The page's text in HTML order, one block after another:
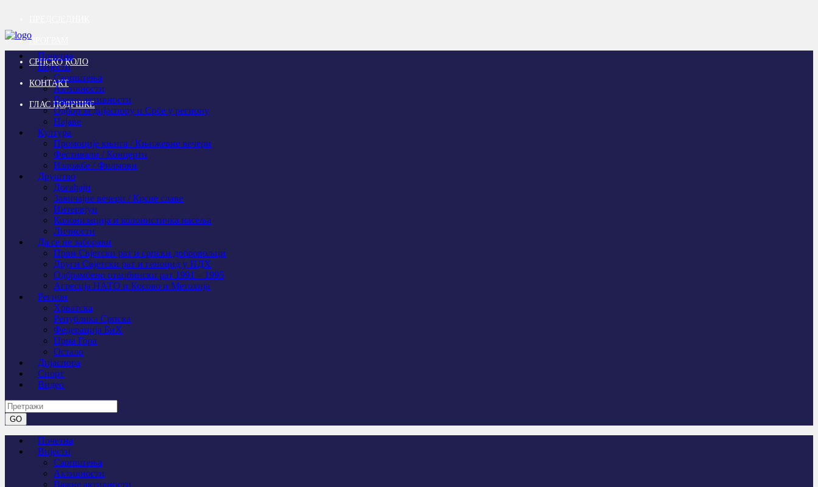
ПРОГРАМ
СРПСКО КОЛО
КОНТАКТ
ГЛАС ПОДРШКЕ
Почетна
Вијести
Саопштења
Активности
Важне активности
Одбор за дијаспору и Србе у региону
Најаве
Култура
Промоције књига / Књижевне вечери
Фестивали / Концерти
Изложбе / Филмови
Друштво
Догађаји
Завичајне вечери / Крсне славе
Интервјуи
Колонизација и колонистичка насеља
Личности
Да се не заборави
Први Свјeтски рат и српски добровољци
Други Свјетски рат и геноцид у НДХ
Одбрамбено отаџбински рат 1991 – 1995
Агресија НАТО и Косово и Метохија
Регион
Хрватска
Република Српска
Федерација БиХ
Црна Гора
Остало
Дијаспора
Спорт
Видео
Почетна
Вијести
Саопштења
Активности
Важне активности